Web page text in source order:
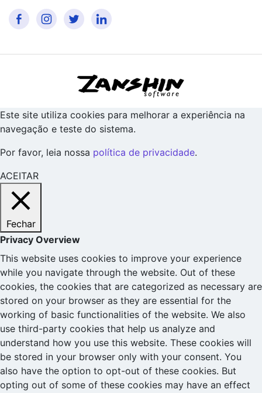
Este site utiliza cookies para melhorar a experiência na
navegação e teste do sistema.
Por favor, leia nossa política de privacidade.
ACEITAR
Fechar
Privacy Overview
This website uses cookies to improve your experience
while you navigate through the website. Out of these
cookies, the cookies that are categorized as necessary are
stored on your browser as they are essential for the
working of basic functionalities of the website. We also
use third-party cookies that help us analyze and
understand how you use this website. These cookies will
be stored in your browser only with your consent. You
also have the option to opt-out of these cookies. But
opting out of some of these cookies may have an effect